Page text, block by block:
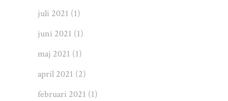
juli 2021 (1)
juni 2021 (1)
maj 2021 (1)
april 2021 (2)
februari 2021 (1)